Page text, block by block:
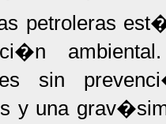
petroleras
sin
y una